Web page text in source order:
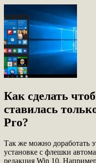
Как сделать
ставилась
Pro?
Так же можно доработать
установке с флешки
редакция Win 10.